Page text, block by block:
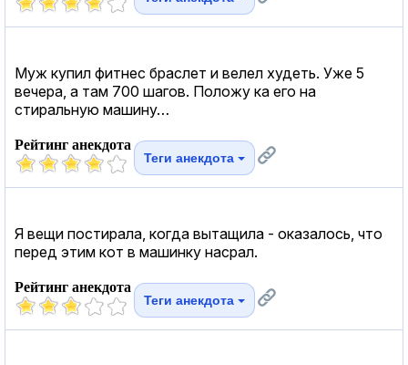
Муж купил фитнес браслет и велел худеть. Уже 5
вечера, а там 700 шагов. Положу ка его на
стиральную машину…
Рейтинг анекдота
Теги анекдота
Я вещи постирала, когда вытащила - оказалось, что
перед этим кот в машинку насрал.
Рейтинг анекдота
Теги анекдота